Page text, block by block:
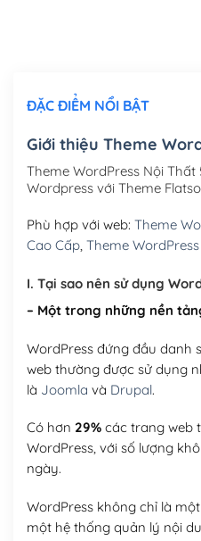
Mua thêm Host + Tên miền
Tên miền quốc tế .com
Tên miền Việt Nam .vn
Hosting 3GB SSD (1
Hosting 5GB SSD (1
Hosting 8GB SSD (1
ĐẶC ĐIỂM NỔI BẬT
Giới thiệu Theme
Theme WordPress Nội
Wordpress với Theme
Phù hợp với web: Theme
Cao Cấp, Theme
I. Tại sao nên sử dụng
– Một trong những nền
WordPress đứng đầu danh
web thường được sử dụng
là Joomla và Drupal.
Có hơn 29%các trang web
WordPress, với số lượng
ngày.
WordPress không chỉ là
một hệ thống quản lý nội